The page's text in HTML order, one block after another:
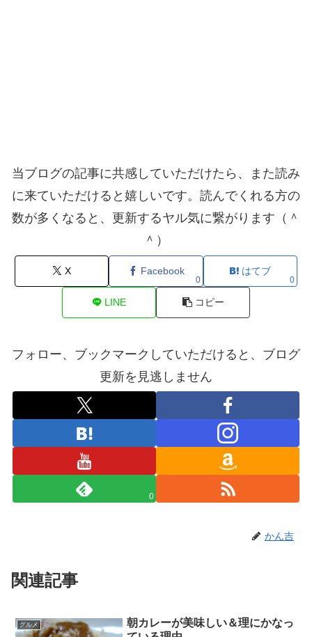
当ブログの記事に共感していただけたら、また読み
に来ていただけると嬉しいです。読んでくれる方の
数が多くなると、更新するヤル気に繋がります（＾
＾）
X Facebook
0
はてブ
0
LINE コピー
フォロー、ブックマークしていただけると、ブログ
更新を見逃しません
0
かん吉
関連記事
グルメ
朝カレーが美味しい＆理にかなっ